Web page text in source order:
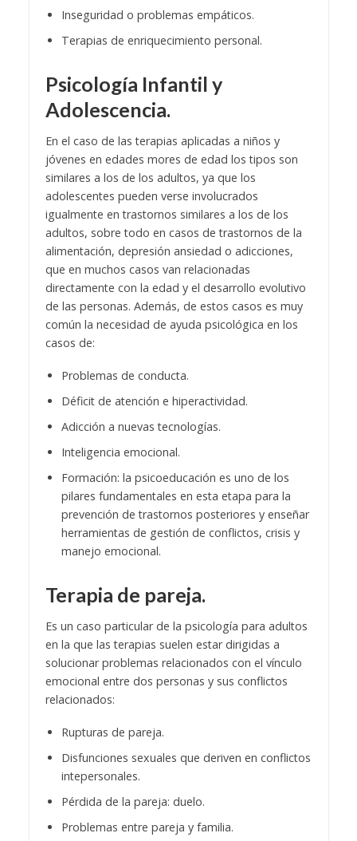
Inseguridad o problemas empáticos.
Terapias de enriquecimiento personal.
Psicología Infantil y
Adolescencia.
En el caso de las terapias aplicadas a niños y
jóvenes en edades mores de edad los tipos son
similares a los de los adultos, ya que los
adolescentes pueden verse involucrados
igualmente en trastornos similares a los de los
adultos, sobre todo en casos de trastornos de la
alimentación, depresión ansiedad o adicciones,
que en muchos casos van relacionadas
directamente con la edad y el desarrollo evolutivo
de las personas. Además, de estos casos es muy
común la necesidad de ayuda psicológica en los
casos de:
Problemas de conducta.
Déficit de atención e hiperactividad.
Adicción a nuevas tecnologías.
Inteligencia emocional.
Formación: la psicoeducación es uno de los
pilares fundamentales en esta etapa para la
prevención de trastornos posteriores y enseñar
herramientas de gestión de conflictos, crisis y
manejo emocional.
Terapia de pareja.
Es un caso particular de la psicología para adultos
en la que las terapias suelen estar dirigidas a
solucionar problemas relacionados con el vínculo
emocional entre dos personas y sus conflictos
relacionados:
Rupturas de pareja.
Disfunciones sexuales que deriven en conflictos
intepersonales.
Pérdida de la pareja: duelo.
Problemas entre pareja y familia.